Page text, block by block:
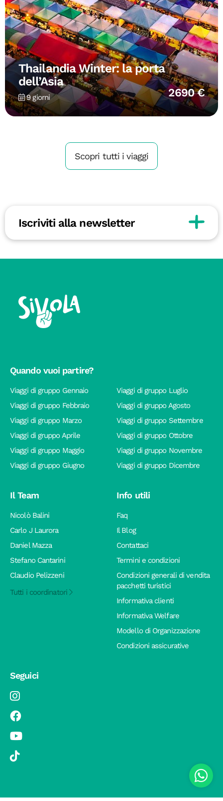
Thailandia Winter: la porta
dell’Asia
9 giorni 2690 €
Scopri tutti i viaggi
Iscriviti alla newsletter
Quando vuoi partire?
Viaggi di gruppo Gennaio
Viaggi di gruppo Febbraio
Viaggi di gruppo Marzo
Viaggi di gruppo Aprile
Viaggi di gruppo Maggio
Viaggi di gruppo Giugno
Viaggi di gruppo Luglio
Viaggi di gruppo Agosto
Viaggi di gruppo Settembre
Viaggi di gruppo Ottobre
Viaggi di gruppo Novembre
Viaggi di gruppo Dicembre
Il Team
Nicolò Balini
Carlo J Laurora
Daniel Mazza
Stefano Cantarini
Claudio Pelizzeni
Tutti i coordinatori
Info utili
Faq
Il Blog
Contattaci
Termini e condizioni
Condizioni generali di vendita
pacchetti turistici
Informativa clienti
Informativa Welfare
Modello di Organizzazione
Condizioni assicurative
Seguici